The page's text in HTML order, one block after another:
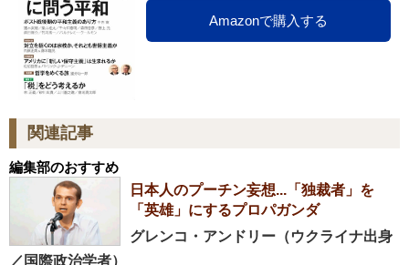
Amazonで購入する
関連記事
編集部のおすすめ
日本人のプーチン妄想...「独裁者」を
「英雄」にするプロパガンダ
グレンコ・アンドリー（ウクライナ出身
／国際政治学者）